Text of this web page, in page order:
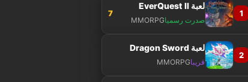
1
لعبة EverQuest II
صدرت رسمياMMORPG
7
2
لعبة Dragon Sword
قريباMMORPG